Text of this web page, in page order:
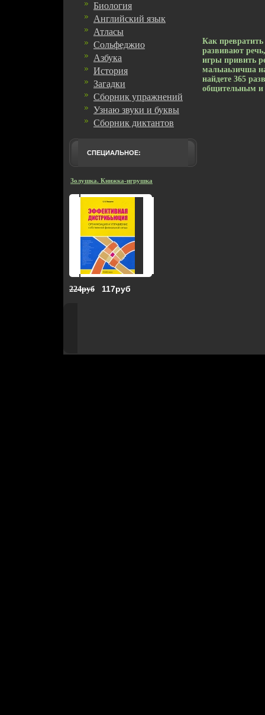
Биология
Английский язык
Атласы
Сольфеджио
Азбука
История
Загадки
Сборник упражнений
Узнаю звуки и буквы
Сборник диктантов
СПЕЦИАЛЬНОЕ:
Золушка. Книжка-игрушка
224руб 117руб
Как
развивают
игры привить
малыаьзичша
найдете 365
общительным и